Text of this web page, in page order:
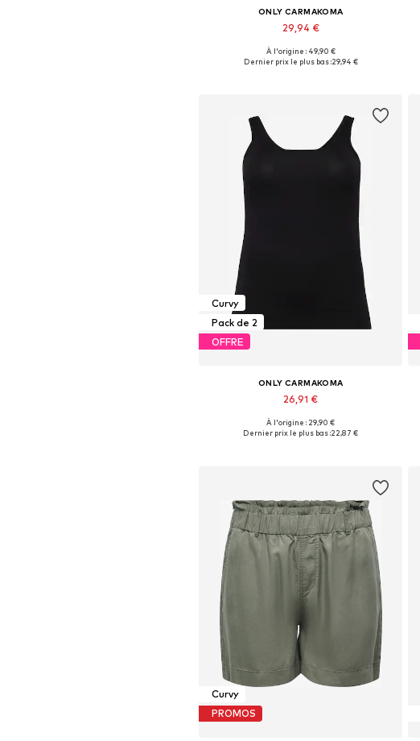
ONLY CARMAKOMA
29,94 €
Tailles disponibles: XXL, XXXL, 4XL, 7XL
À l'origine : 49,90 €
Dernier prix le plus bas :29,94 €
Curvy
Pack de 2
OFFRE
ONLY CARMAKOMA
26,91 €
À l'origine : 29,90 €
Dernier prix le plus bas :22,87 €
Curvy
PROMOS